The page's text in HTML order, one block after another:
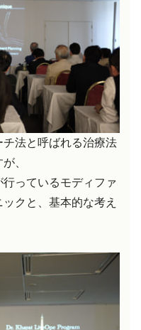
法と呼ばれる治療法
、
っているモディファ
クと、基本的な考え